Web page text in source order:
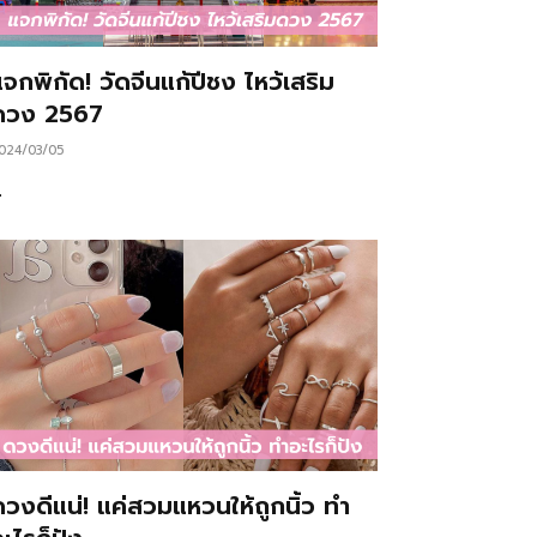
กพิกัด! วัดจีนแก้ปีชง ไหว้เสริม
ง 2567
03/05
งดีแน่! แค่สวมแหวนให้ถูกนิ้ว ทำ